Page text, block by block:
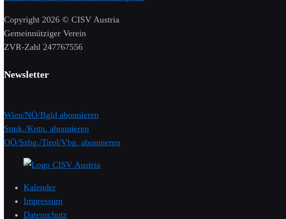
Copyright 2026 © CISV Austria
Gemeinnütziger Verein
​ZVR-Zahl 247767556
Newsletter
Wien/NÖ/Bgld abonnieren
Stmk./Kntn. abonnieren
OÖ/Szbg./Tirol/Vbg. abonnieren
Kalender
Impressum
Datenschutz